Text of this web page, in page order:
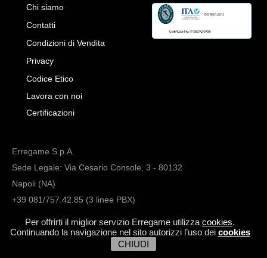
Per offrirti il miglior servizio Erregame utilizza cookies.
Continuando la navigazione nel sito autorizzi l’uso dei cookies
CHIUDI
Chi siamo
Contatti
Condizioni di Vendita
Privacy
Codice Etico
Lavora con noi
Certificazioni
Erregame S.p.A.
Sede Legale: Via Cesario Console, 3 - 80132
Napoli (NA)
+39 081/757.42.85 (3 linee PBX)